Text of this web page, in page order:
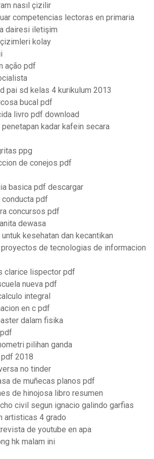
nasıl çizilir
competencias lectoras en primaria
dairesi iletişim
kolay
ação pdf
pai sd kelas 4 kurikulum 2013
bucal pdf
livro pdf download
penetapan kadar kafein secara
ppg
de conejos pdf
basica pdf descargar
pdf
concursos pdf
dewasa
kesehatan dan kecantikan
de tecnologias de informacion
clarice lispector pdf
nueva pdf
integral
en c pdf
dalam fisika
pilihan ganda
pdf 2018
no tinder
de muñecas planos pdf
de hinojosa libro resumen
civil segun ignacio galindo garfias
artisticas 4 grado
de youtube en apa
hk malam ini